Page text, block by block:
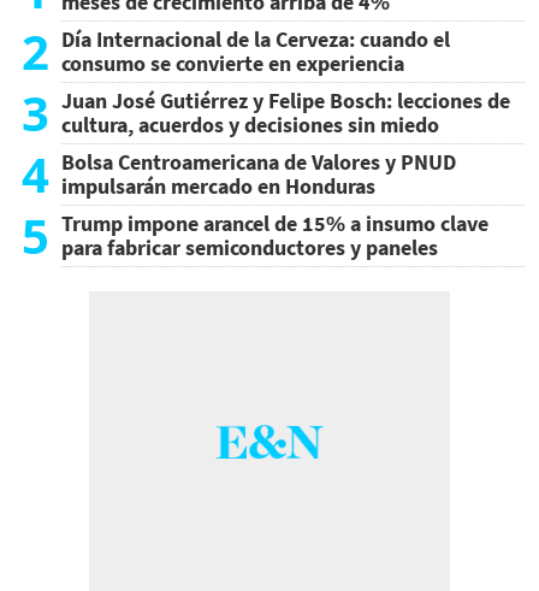
2 Día Internacional de la Cerveza: cuando el
consumo se convierte en experiencia
3 Juan José Gutiérrez y Felipe Bosch: lecciones de
cultura, acuerdos y decisiones sin miedo
4 Bolsa Centroamericana de Valores y PNUD
impulsarán mercado en Honduras
5 Trump impone arancel de 15% a insumo clave
para fabricar semiconductores y paneles